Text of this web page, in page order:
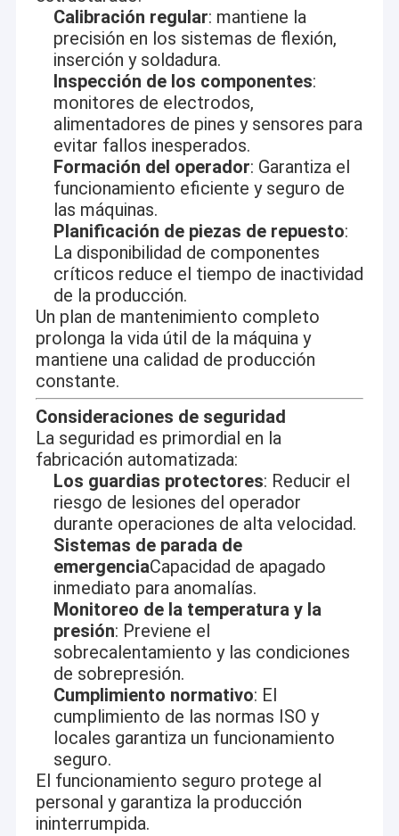
Calibración regular: mantiene la
precisión en los sistemas de flexión,
inserción y soldadura.
Inspección de los componentes:
monitores de electrodos,
alimentadores de pines y sensores para
evitar fallos inesperados.
Formación del operador: Garantiza el
funcionamiento eficiente y seguro de
las máquinas.
Planificación de piezas de repuesto:
La disponibilidad de componentes
críticos reduce el tiempo de inactividad
de la producción.
Un plan de mantenimiento completo
prolonga la vida útil de la máquina y
mantiene una calidad de producción
constante.
Consideraciones de seguridad
La seguridad es primordial en la
fabricación automatizada:
Los guardias protectores: Reducir el
riesgo de lesiones del operador
durante operaciones de alta velocidad.
Sistemas de parada de
emergenciaCapacidad de apagado
inmediato para anomalías.
Monitoreo de la temperatura y la
presión: Previene el
sobrecalentamiento y las condiciones
de sobrepresión.
Cumplimiento normativo: El
cumplimiento de las normas ISO y
locales garantiza un funcionamiento
seguro.
El funcionamiento seguro protege al
personal y garantiza la producción
ininterrumpida.
solían estar en México, España, etc.Nuestras máquinas gozan
de una buena reputación entre nuestros clientes por su
rendimiento duradero y confiable, razonable precio y un buen
servicio postventa.